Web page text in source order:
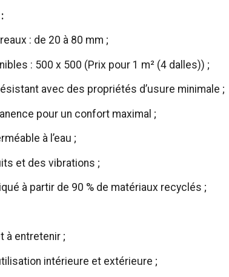
: de 20 à 80 mm ;
: 500 x 500 (Prix pour 1 m² (4 dalles)) ;
avec des propriétés d’usure minimale ;
pour un confort maximal ;
à l’eau ;
et des vibrations ;
à partir de 90 % de matériaux recyclés ;
à entretenir ;
intérieure et extérieure ;